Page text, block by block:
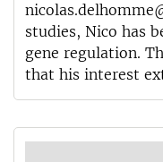
studies, Nico has
gene regulation.
that his interest